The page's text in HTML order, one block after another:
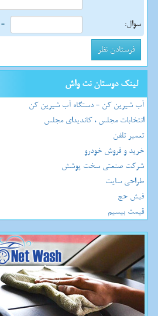
سوال: = ۸ بعلاوه ۳
لینک دوستان نت واش
آب شیرین کن - دستگاه آب شیرین کن
انتخابات مجلس ، کاندیدای مجلس
تعمیر تلفن
خرید و فروش خودرو
شرکت صنعتی سخت پوشش
طراحی سایت
فیش حج
قیمت بیسیم